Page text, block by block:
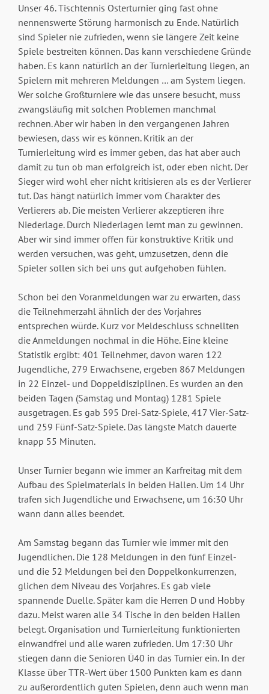
Unser 46. Tischtennis Osterturnier ging fast ohne
nennenswerte Störung harmonisch zu Ende. Natürlich
sind Spieler nie zufrieden, wenn sie längere Zeit keine
Spiele bestreiten können. Das kann verschiedene Gründe
haben. Es kann natürlich an der Turnierleitung liegen, an
Spielern mit mehreren Meldungen … am System liegen.
Wer solche Großturniere wie das unsere besucht, muss
zwangsläufig mit solchen Problemen manchmal
rechnen. Aber wir haben in den vergangenen Jahren
bewiesen, dass wir es können. Kritik an der
Turnierleitung wird es immer geben, das hat aber auch
damit zu tun ob man erfolgreich ist, oder eben nicht. Der
Sieger wird wohl eher nicht kritisieren als es der Verlierer
tut. Das hängt natürlich immer vom Charakter des
Verlierers ab. Die meisten Verlierer akzeptieren ihre
Niederlage. Durch Niederlagen lernt man zu gewinnen.
Aber wir sind immer offen für konstruktive Kritik und
werden versuchen, was geht, umzusetzen, denn die
Spieler sollen sich bei uns gut aufgehoben fühlen.
Schon bei den Voranmeldungen war zu erwarten, dass
die Teilnehmerzahl ähnlich der des Vorjahres
entsprechen würde. Kurz vor Meldeschluss schnellten
die Anmeldungen nochmal in die Höhe. Eine kleine
Statistik ergibt: 401 Teilnehmer, davon waren 122
Jugendliche, 279 Erwachsene, ergeben 867 Meldungen
in 22 Einzel- und Doppeldisziplinen. Es wurden an den
beiden Tagen (Samstag und Montag) 1281 Spiele
ausgetragen. Es gab 595 Drei-Satz-Spiele, 417 Vier-Satz-
und 259 Fünf-Satz-Spiele. Das längste Match dauerte
knapp 55 Minuten.
Unser Turnier begann wie immer an Karfreitag mit dem
Aufbau des Spielmaterials in beiden Hallen. Um 14 Uhr
trafen sich Jugendliche und Erwachsene, um 16:30 Uhr
wann dann alles beendet.
Am Samstag begann das Turnier wie immer mit den
Jugendlichen. Die 128 Meldungen in den fünf Einzel-
und die 52 Meldungen bei den Doppelkonkurrenzen,
glichen dem Niveau des Vorjahres. Es gab viele
spannende Duelle. Später kam die Herren D und Hobby
dazu. Meist waren alle 34 Tische in den beiden Hallen
belegt. Organisation und Turnierleitung funktionierten
einwandfrei und alle waren zufrieden. Um 17:30 Uhr
stiegen dann die Senioren Ü40 in das Turnier ein. In der
Klasse über TTR-Wert über 1500 Punkten kam es dann
zu außerordentlich guten Spielen, denn auch wenn man